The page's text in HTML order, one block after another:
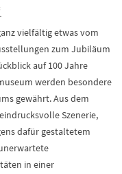
vielfältig etwas vom
zum Jubiläum
auf 100 Jahre
werden besondere
gewährt. Aus dem
Szenerie,
dafür gestaltetem
in einer